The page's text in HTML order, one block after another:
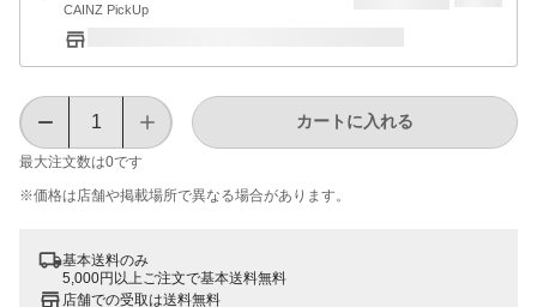
CAINZ PickUp
最大注文数は0です
カートに入れる
※価格は​店舗や​掲載場所で​異なる​場合が​あります。
基本送料のみ
5,000円以上ご注文で基本送料無料
店舗での受取は送料無料